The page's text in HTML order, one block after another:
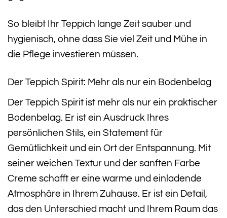
So bleibt Ihr Teppich lange Zeit sauber und
hygienisch, ohne dass Sie viel Zeit und Mühe in
die Pflege investieren müssen.
Der Teppich Spirit: Mehr als nur ein Bodenbelag
Der Teppich Spirit ist mehr als nur ein praktischer
Bodenbelag. Er ist ein Ausdruck Ihres
persönlichen Stils, ein Statement für
Gemütlichkeit und ein Ort der Entspannung. Mit
seiner weichen Textur und der sanften Farbe
Creme schafft er eine warme und einladende
Atmosphäre in Ihrem Zuhause. Er ist ein Detail,
das den Unterschied macht und Ihrem Raum das